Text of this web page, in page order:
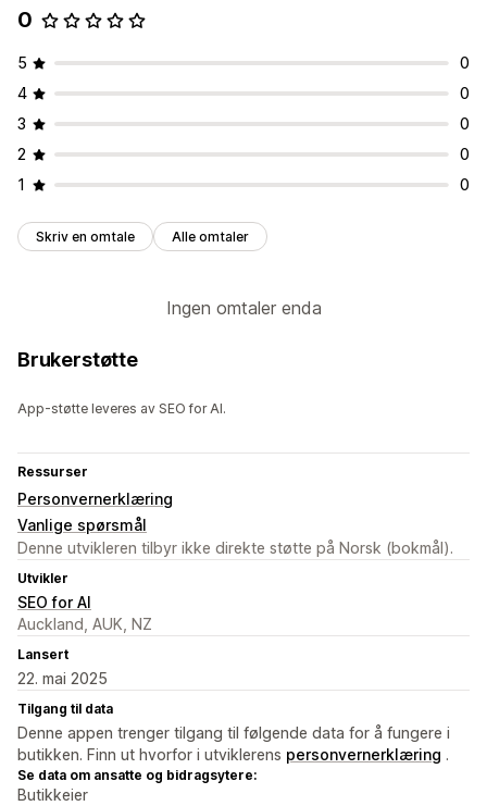
0
5
0
4
0
3
0
2
0
1
0
Skriv en omtale Alle omtaler
Ingen omtaler enda
Brukerstøtte
App-støtte leveres av SEO for AI.
Ressurser
Personvernerklæring
Vanlige spørsmål
Denne utvikleren tilbyr ikke direkte støtte på Norsk (bokmål).
Utvikler
SEO for AI
Auckland, AUK, NZ
Lansert
22. mai 2025
Tilgang til data
Denne appen trenger tilgang til følgende data for å fungere i
butikken. Finn ut hvorfor i utviklerens personvernerklæring .
Se data om ansatte og bidragsytere:
Butikkeier